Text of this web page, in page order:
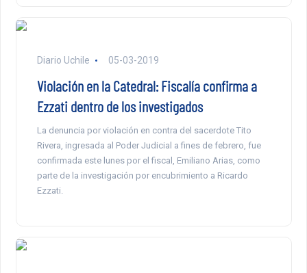
Diario Uchile 05-03-2019
Violación en la Catedral: Fiscalía confirma a
Ezzati dentro de los investigados
La denuncia por violación en contra del sacerdote Tito
Rivera, ingresada al Poder Judicial a fines de febrero, fue
confirmada este lunes por el fiscal, Emiliano Arias, como
parte de la investigación por encubrimiento a Ricardo
Ezzati.